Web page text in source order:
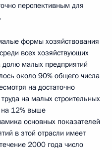
перспективным для
формы хозяйствования
всех хозяйствующих
долю малых предприятий
около 90% общего числа
на достаточно
на малых строительных
12% выше
основных показателей
в этой отрасли имеет
2000 года число